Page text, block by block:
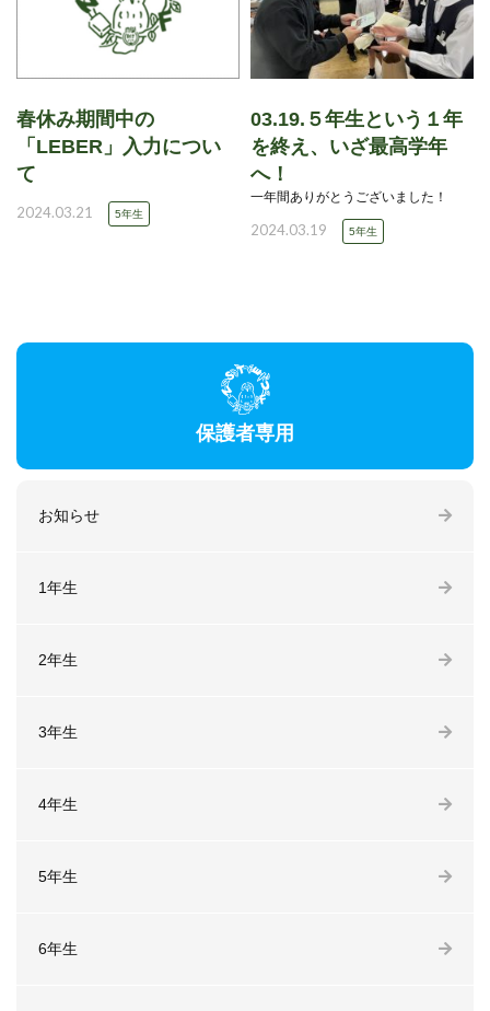
春休み期間中の
「LEBER」入力につい
て
2024.03.21 5年生
03.19.５年生という１年
を終え、いざ最高学年
へ！
一年間ありがとうございました！
2024.03.19 5年生
保護者専用
お知らせ
1年生
2年生
3年生
4年生
5年生
6年生